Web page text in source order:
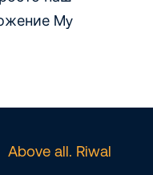
My
Above all. Riwal